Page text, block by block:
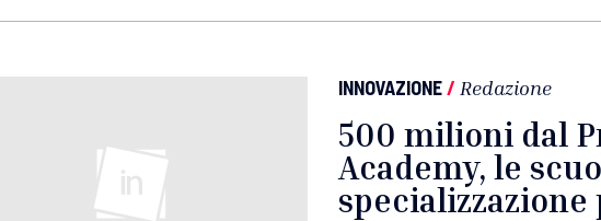
INNOVAZIONE/ Redazione
500 milioni dal
Academy, le